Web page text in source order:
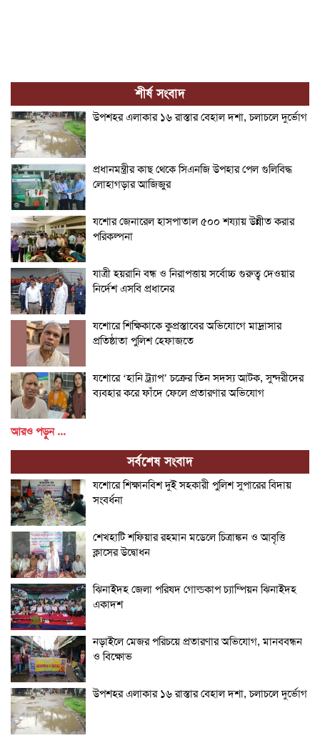
শীর্ষ সংবাদ
উপশহর এলাকার ১৬ রাস্তার বেহাল দশা, চলাচলে দুর্ভোগ
প্রধানমন্ত্রীর কাছ থেকে সিএনজি উপহার পেল গুলিবিদ্ধ
লোহাগড়ার আজিজুর
যশোর জেনারেল হাসপাতাল ৫০০ শয্যায় উন্নীত করার
পরিকল্পনা
যাত্রী হয়রানি বন্ধ ও নিরাপত্তায় সর্বোচ্চ গুরুত্ব দেওয়ার
নির্দেশ এসবি প্রধানের
যশোরে শিক্ষিকাকে কুপ্রস্তাবের অভিযোগে মাদ্রাসার
প্রতিষ্ঠাতা পুলিশ হেফাজতে
যশোরে ‘হানি ট্র্যাপ’ চক্রের তিন সদস্য আটক, সুন্দরীদের
ব্যবহার করে ফাঁদে ফেলে প্রতারণার অভিযোগ
আরও পড়ুন ...
সর্বশেষ সংবাদ
যশোরে শিক্ষানবিশ দুই সহকারী পুলিশ সুপারের বিদায়
সংবর্ধনা
শেখহাটি শফিয়ার রহমান মডেলে চিত্রাঙ্কন ও আবৃত্তি
ক্লাসের উদ্বোধন
ঝিনাইদহ জেলা পরিষদ গোল্ডকাপ চ্যাম্পিয়ন ঝিনাইদহ
একাদশ
নড়াইলে মেজর পরিচয়ে প্রতারণার অভিযোগ, মানববন্ধন
ও বিক্ষোভ
উপশহর এলাকার ১৬ রাস্তার বেহাল দশা, চলাচলে দুর্ভোগ